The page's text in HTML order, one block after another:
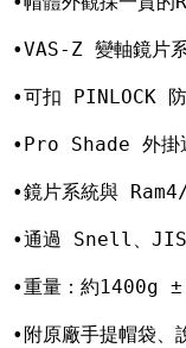
•VAS-Z 變軸鏡片
•可扣 PINLOCK
•Pro Shade 外掛
•鏡片系統與
•通過 Snell、JIS
•重量：約1400g
•附原廠手提帽袋、